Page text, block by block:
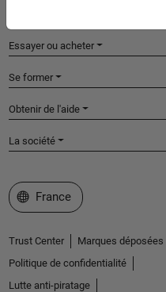
Essayer ou acheter
Se former
Obtenir de l'aide
La société
Sélectionner un site web
France
Trust Center
Marques déposées
Politique de confidentialité
Lutte anti-piratage